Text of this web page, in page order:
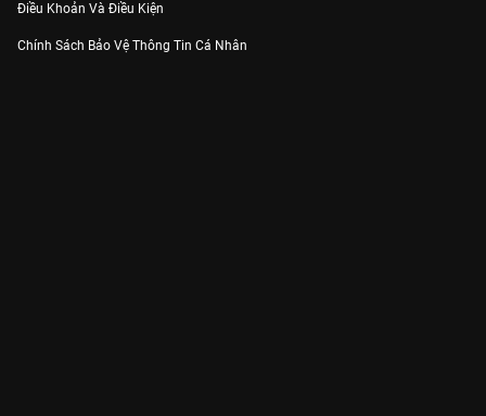
Điều Khoản Và Điều Kiện
Chính Sách Bảo Vệ Thông Tin Cá Nhân